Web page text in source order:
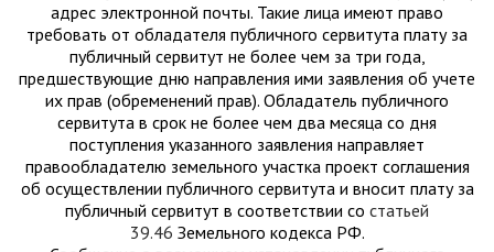
адрес электронной почты. Такие лица имеют право
требовать от обладателя публичного сервитута плату за
публичный сервитут не более чем за три года,
предшествующие дню направления ими заявления об учете
их прав (обременений прав). Обладатель публичного
сервитута в срок не более чем два месяца со дня
поступления указанного заявления направляет
правообладателю земельного участка проект соглашения
об осуществлении публичного сервитута и вносит плату за
публичный сервитут в соответствии со статьей
39.46 Земельного кодекса РФ.